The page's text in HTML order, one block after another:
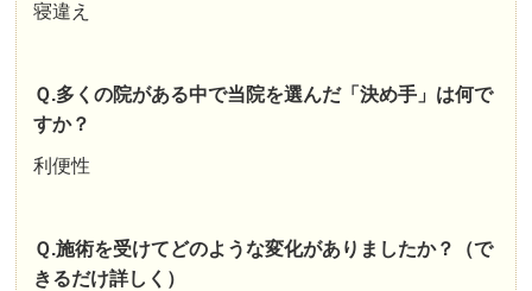
寝違え
Ｑ.多くの院がある中で当院を選んだ「決め手」は何で
すか？
利便性
Ｑ.施術を受けてどのような変化がありましたか？（で
きるだけ詳しく）